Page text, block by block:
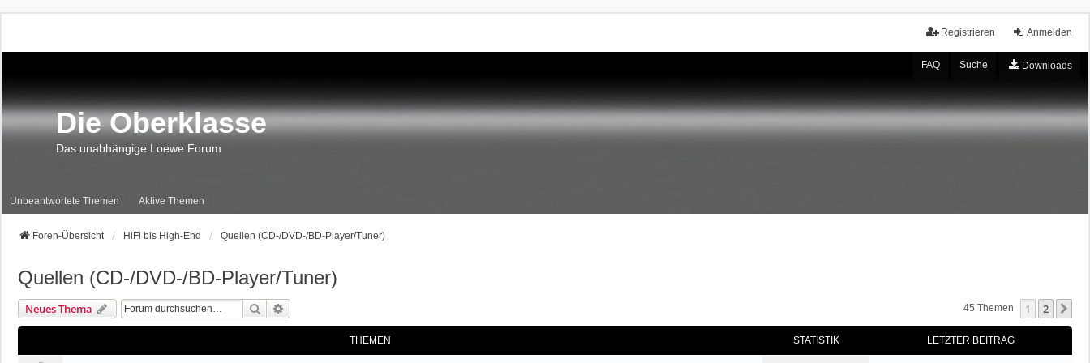
Anmelden
Registrieren
FAQ Suche Downloads
Die Oberklasse
Das unabhängige Loewe Forum
Unbeantwortete Themen Aktive Themen
Foren-Übersicht HiFi bis High-End Quellen (CD-/DVD-/BD-Player/Tuner)
Quellen (CD-/DVD-/BD-Player/Tuner)
Neues Thema Suche 45 Themen 1 2
THEMEN STATISTIK LETZTER BEITRAG